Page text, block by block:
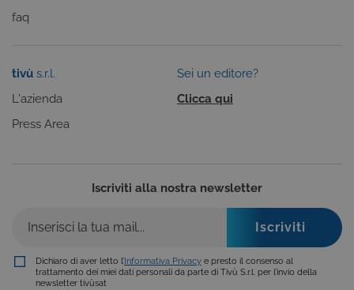
faq
tivù s.r.l.
L'azienda
Press Area
Sei un editore?
Clicca qui
Iscriviti alla nostra newsletter
Dichiaro di aver letto l’Informativa Privacy e presto il consenso al
trattamento dei miei dati personali da parte di Tivù S.r.l. per l’invio della
newsletter tivùsat
navigazione, che costituiscono una richiesta di
servizi ai sensi di legge, come la corretta
Inoltre, ti permetteranno di navigare sul sito
riguardo alla loro installazione, ma in tal caso
correttamente. Questi cookie non archiviano, di
Nome Scadenza Descrizione
ASP.NET_SessionId
Microsoft
Corporation
Sessione
sessione